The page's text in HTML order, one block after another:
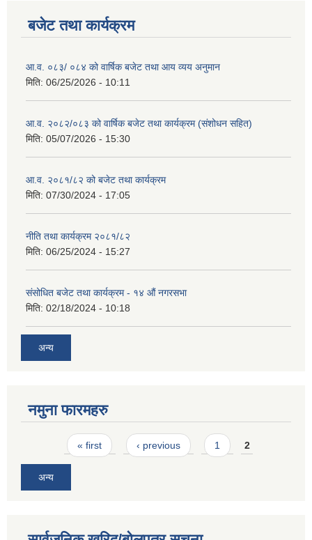
बजेट तथा कार्यक्रम
आ.व. ०८३/ ०८४ को वार्षिक बजेट तथा आय व्यय अनुमान
मिति: 06/25/2026 - 10:11
आ.व. २०८२/०८३ को वार्षिक बजेट तथा कार्यक्रम (संशोधन सहित)
मिति: 05/07/2026 - 15:30
आ.व. २०८१/८२ को बजेट तथा कार्यक्रम
मिति: 07/30/2024 - 17:05
नीति तथा कार्यक्रम २०८१/८२
मिति: 06/25/2024 - 15:27
संसोधित बजेट तथा कार्यक्रम - १४ औं नगरसभा
मिति: 02/18/2024 - 10:18
अन्य
नमुना फारमहरु
Pages« first ‹ previous 1 2
अन्य